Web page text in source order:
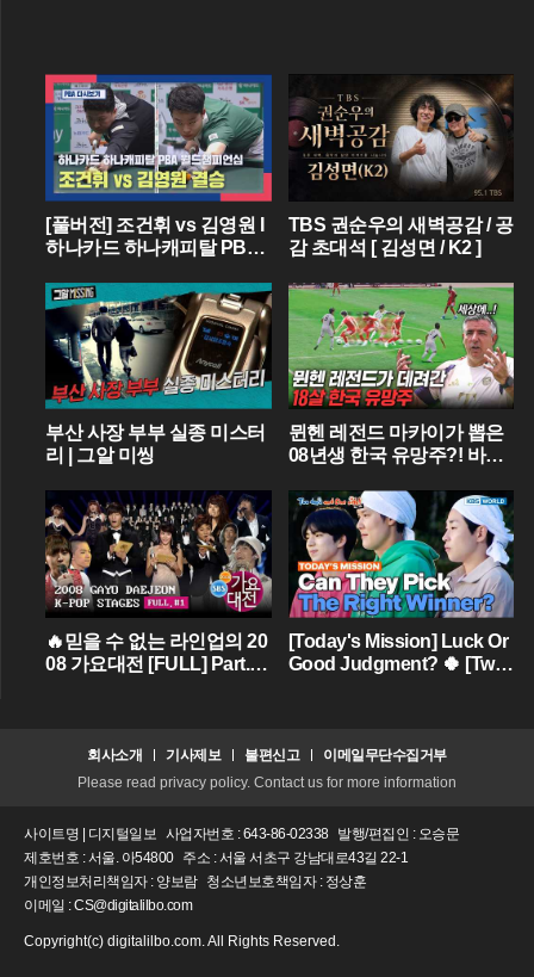
[풀버전] 조건휘 vs 김영원 I
하나카드 하나캐피탈 PBA
3.15 방송
TBS 권순우의 새벽공감 / 공
감 초대석 [ 김성면 / K2 ]
부산 사장 부부 실종 미스터
리 | 그알 미씽
뮌헨 레전드 마카이가 뽑은
08년생 한국 유망주?! 바이
4명이라니...
🔥믿을 수 없는 라인업의 20
08 가요대전 [FULL] Part.01
[Today's Mission] Luck Or
Good Judgment? 🍀 [Two
회사소개 기사제보 불편신고
이메일무단수집거부
Please read privacy policy. Contact us for more information
사이트명 | 디지털일보 사업자번호 : 643-86-02338
발행/편집인 : 오승문
제호번호 : 서울. 아54800
주소 : 서울 서초구 강남대로43길 22-1
개인정보처리책임자 : 양보람
청소년보호책임자 : 정상훈
이메일 : CS@digitalilbo.com
Copyright(c) digitalilbo.com. All Rights Reserved.